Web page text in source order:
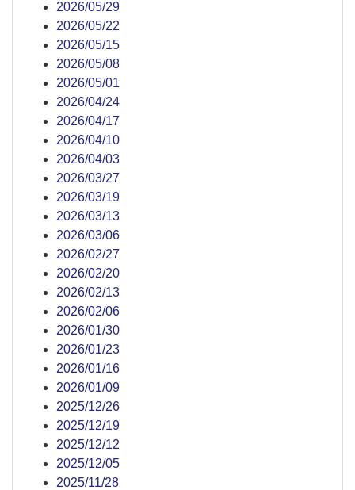
2026/05/29
2026/05/22
2026/05/15
2026/05/08
2026/05/01
2026/04/24
2026/04/17
2026/04/10
2026/04/03
2026/03/27
2026/03/19
2026/03/13
2026/03/06
2026/02/27
2026/02/20
2026/02/13
2026/02/06
2026/01/30
2026/01/23
2026/01/16
2026/01/09
2025/12/26
2025/12/19
2025/12/12
2025/12/05
2025/11/28